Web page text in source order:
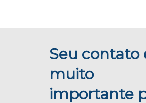
Seu contato
muito
importante